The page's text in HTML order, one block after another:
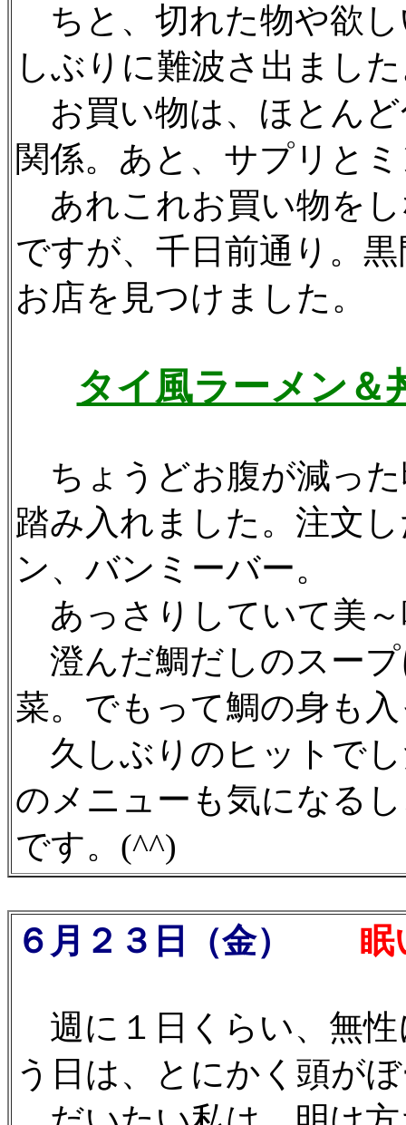
ちと、切れた物や欲
しぶりに難波さ出まし
お買い物は、ほとんど
関係。あと、サプリと
あれこれお買い物を
ですが、千日前通り。
お店を見つけました。
タイ風ラーメン
ちょうどお腹が減っ
踏み入れました。注文
ン、バンミーバー。
あっさりしていて美
澄んだ鯛だしのスー
菜。でもって鯛の身も
久しぶりのヒットで
のメニューも気になる
です。(^^)
６月２３日（金） 眠
週に１日くらい、無
う日は、とにかく頭が